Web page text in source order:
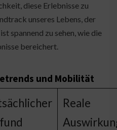
diese Erlebnisse zu
unseres Lebens, der
spannend zu sehen, wie die
bereichert.
und Mobilität
Reale